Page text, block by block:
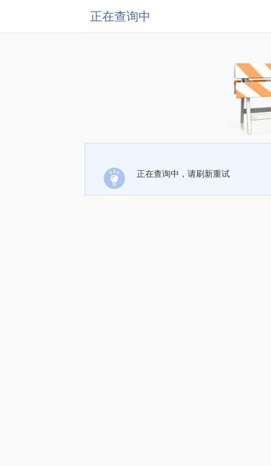
正在查询中
正在查询中，请刷新重试